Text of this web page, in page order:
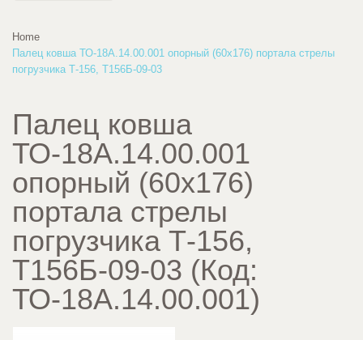
Home
Палец ковша ТО-18А.14.00.001 опорный (60х176) портала стрелы
погрузчика Т-156, Т156Б-09-03
Палец ковша
ТО-18А.14.00.001
опорный (60х176)
портала стрелы
погрузчика Т-156,
Т156Б-09-03 (Код:
ТО-18А.14.00.001)